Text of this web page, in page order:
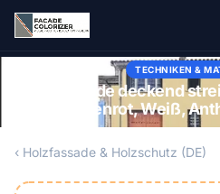
Zum Hauptinhalt springen
TECHNIKEN &
Holzfassade deckend
Schwedenrot, Weiß,
‹ Holzfassade & Holzschutz (DE)